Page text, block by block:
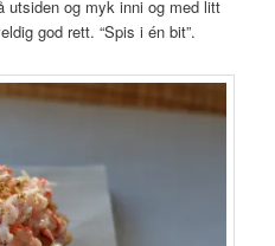
utsiden og myk inni og med litt
god rett. “Spis i én bit”.